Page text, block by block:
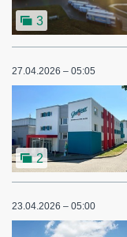
3
27.04.2026 – 05:05
2
23.04.2026 – 05:00